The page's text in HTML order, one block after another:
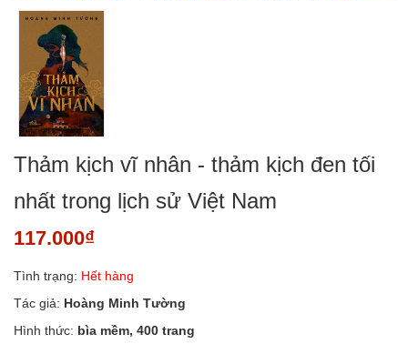
Thảm kịch vĩ nhân - thảm kịch đen tối
nhất trong lịch sử Việt Nam
117.000₫
Tình trạng: Hết hàng
Tác giả: Hoàng Minh Tường
Hình thức: bìa mềm, 400 trang